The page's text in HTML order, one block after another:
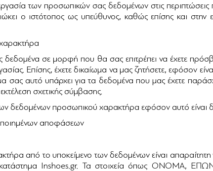
των προσωπικών σας δεδομένων στις
ο ιστότοπος ως υπεύθυνος, καθώς επίσης και στην
σε μορφή που θα σας επιτρέπει να έχετε
Επίσης, έχετε δικαίωμα να μας ζητήσετε, εφόσον
αυτό υπάρχει για τα δεδομένα που μας έχετε
σχετικής σύμβασης.
δεδομένων προσωπικού χαρακτήρα εφόσον αυτό είναι
αποφάσεων
από το υποκείμενο των δεδομένων είναι
κατάστημα Inshoes.gr. Τα στοιχεία όπως ΟΝΟΜΑ,